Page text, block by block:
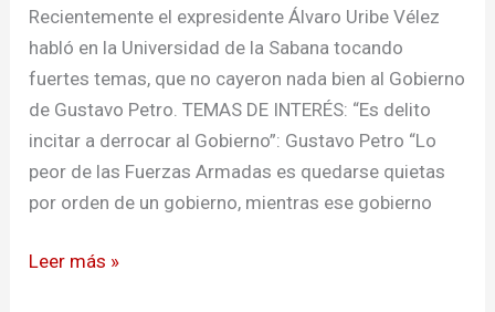
Recientemente el expresidente Álvaro Uribe Vélez
habló en la Universidad de la Sabana tocando
fuertes temas, que no cayeron nada bien al Gobierno
de Gustavo Petro. TEMAS DE INTERÉS: “Es delito
incitar a derrocar al Gobierno”: Gustavo Petro “Lo
peor de las Fuerzas Armadas es quedarse quietas
por orden de un gobierno, mientras ese gobierno
Leer más »